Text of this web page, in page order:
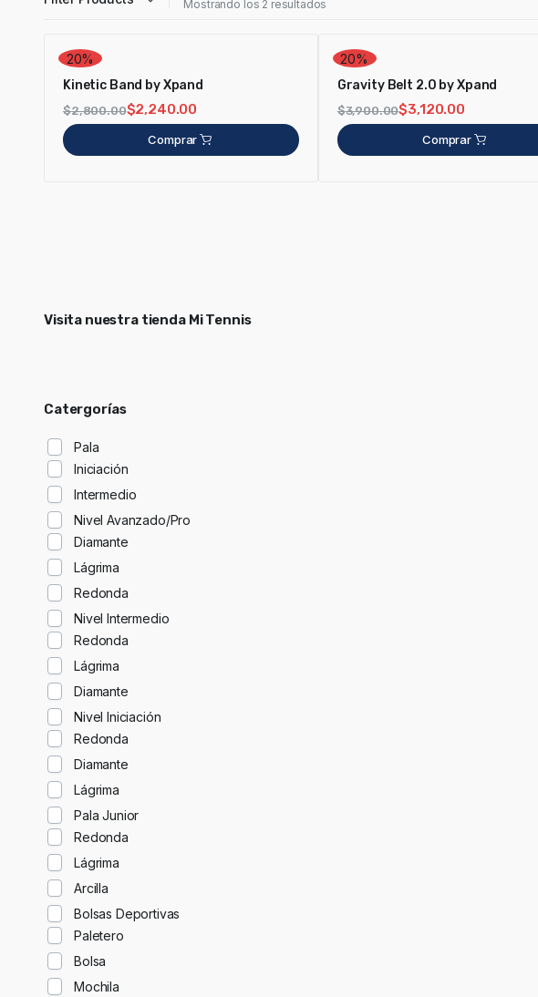
Mostrando los 2 resultados
20%
Kinetic Band by Xpand
$2,800.00$2,240.00
Comprar
20%
Gravity Belt 2.0 by Xpand
$3,900.00$3,120.00
Comprar
Visita nuestra tienda Mi Tennis
Catergorías
Pala
Iniciación
Intermedio
Nivel Avanzado/Pro
Diamante
Lágrima
Redonda
Nivel Intermedio
Redonda
Lágrima
Diamante
Nivel Iniciación
Redonda
Diamante
Lágrima
Pala Junior
Redonda
Lágrima
Arcilla
Bolsas Deportivas
Paletero
Bolsa
Mochila